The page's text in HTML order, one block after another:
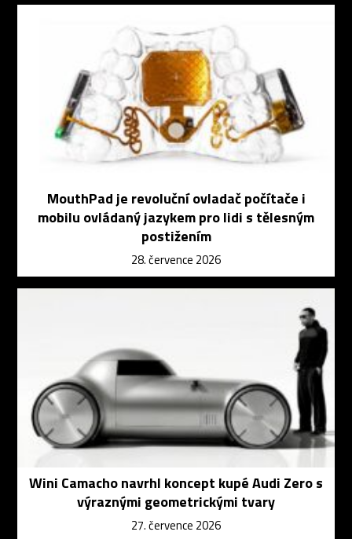
MouthPad je revoluční ovladač počítače i
mobilu ovládaný jazykem pro lidi s tělesným
postižením
28. července 2026
Wini Camacho navrhl koncept kupé Audi Zero s
výraznými geometrickými tvary
27. července 2026